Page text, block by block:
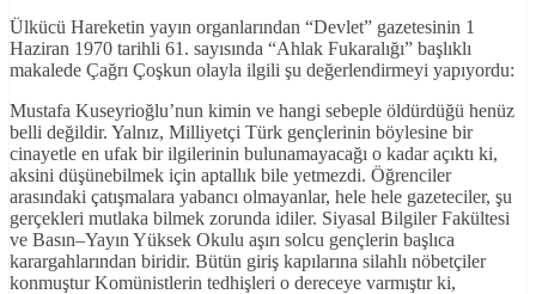
Ülkücü Hareketin yayın organlarından “Devlet” gazetesinin 1
Haziran 1970 tarihli 61. sayısında “Ahlak Fukaralığı” başlıklı
makalede Çağrı Çoşkun olayla ilgili şu değerlendirmeyi yapıyordu:
Mustafa Kuseyrioğlu’nun kimin ve hangi sebeple öldürdüğü henüz
belli değildir. Yalnız, Milliyetçi Türk gençlerinin böylesine bir
cinayetle en ufak bir ilgilerinin bulunamayacağı o kadar açıktı ki,
aksini düşünebilmek için aptallık bile yetmezdi. Öğrenciler
arasındaki çatışmalara yabancı olmayanlar, hele hele gazeteciler, şu
gerçekleri mutlaka bilmek zorunda idiler. Siyasal Bilgiler Fakültesi
ve Basın–Yayın Yüksek Okulu aşırı solcu gençlerin başlıca
karargahlarından biridir. Bütün giriş kapılarına silahlı nöbetçiler
konmuştur Komünistlerin tedhişleri o dereceye varmıştır ki,